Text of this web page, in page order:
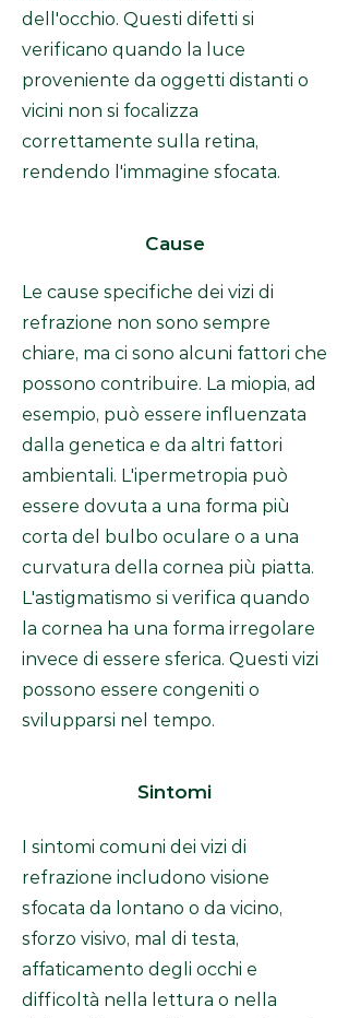
dell'occhio. Questi difetti si
verificano quando la luce
proveniente da oggetti distanti o
vicini non si focalizza
correttamente sulla retina,
rendendo l'immagine sfocata.
Cause
Le cause specifiche dei vizi di
refrazione non sono sempre
chiare, ma ci sono alcuni fattori che
possono contribuire. La miopia, ad
esempio, può essere influenzata
dalla genetica e da altri fattori
ambientali. L'ipermetropia può
essere dovuta a una forma più
corta del bulbo oculare o a una
curvatura della cornea più piatta.
L'astigmatismo si verifica quando
la cornea ha una forma irregolare
invece di essere sferica. Questi vizi
possono essere congeniti o
svilupparsi nel tempo.
Sintomi
I sintomi comuni dei vizi di
refrazione includono visione
sfocata da lontano o da vicino,
sforzo visivo, mal di testa,
affaticamento degli occhi e
difficoltà nella lettura o nella